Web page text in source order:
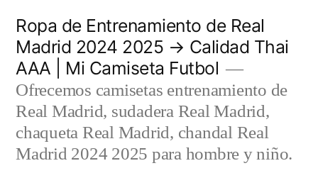
contenido
Ropa de Entrenamiento de Real
Madrid 2024 2025 → Calidad Thai
AAA | Mi Camiseta Futbol
Ofrecemos camisetas entrenamiento de
Real Madrid, sudadera Real Madrid,
chaqueta Real Madrid, chandal Real
Madrid 2024 2025 para hombre y niño.